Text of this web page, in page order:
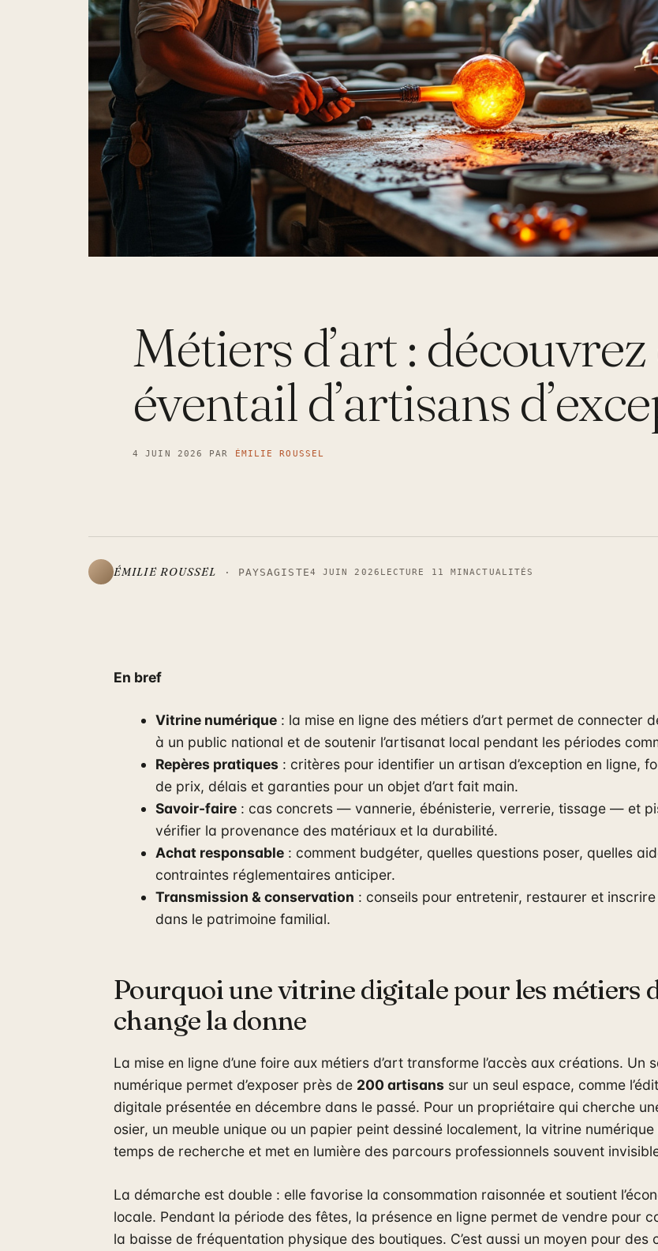
Métiers d’art :
éventail d’artisans
4 JUIN 2026 PAR ÉMILIE ROUSSEL
ÉMILIE ROUSSEL · PAYSAGISTE4 JUIN 2026 LECTURE 11 MINACTUALITÉS
En bref
Vitrine numérique: la mise en ligne des métiers d’art permet de connecter
à un public national et de soutenir l’artisanat local pendant les périodes
Repères pratiques : critères pour identifier un artisan d’exception en ligne,
de prix, délais et garanties pour un objet d’art fait main.
Savoir-faire: cas concrets — vannerie, ébénisterie, verrerie, tissage — et
vérifier la provenance des matériaux et la durabilité.
Achat responsable: comment budgéter, quelles questions poser, quelles
contraintes réglementaires anticiper.
Transmission & conservation : conseils pour entretenir, restaurer et
dans le patrimoine familial.
Pourquoi une vitrine digitale pour les métiers
change la donne
La mise en ligne d’une foire aux métiers d’art transforme l’accès aux créations. Un
numérique permet d’exposer près de 200 artisans sur un seul espace, comme
digitale présentée en décembre dans le passé. Pour un propriétaire qui cherche
osier, un meuble unique ou un papier peint dessiné localement, la vitrine
temps de recherche et met en lumière des parcours professionnels souvent
La démarche est double : elle favorise la consommation raisonnée et soutient
locale. Pendant la période des fêtes, la présence en ligne permet de vendre pour
la baisse de fréquentation physique des boutiques. C’est aussi un moyen pour des